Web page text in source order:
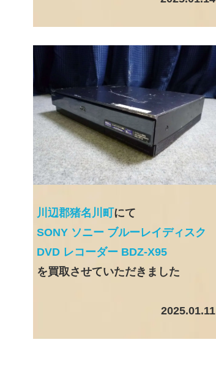
川辺郡猪名川町 にて
SONY ソニー ブルーレイディスク
DVD レコーダー BDZ-X95
を買取させていただきました
2025.01.11